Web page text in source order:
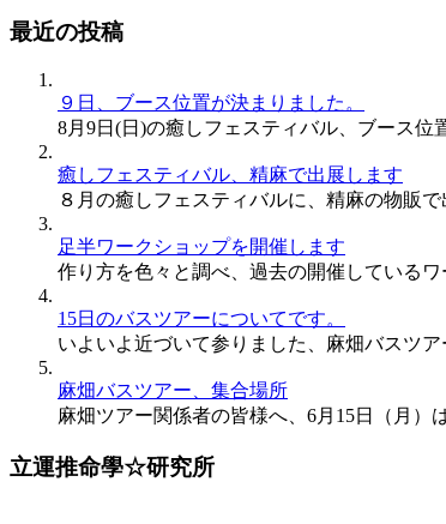
最近の投稿
９日、ブース位置が決まりました。
8月9日(日)の癒しフェスティバル、ブース
癒しフェスティバル、精麻で出展します
８月の癒しフェスティバルに、精麻の物販
足半ワークショップを開催します
作り方を色々と調べ、過去の開催している
15日のバスツアーについてです。
いよいよ近づいて参りました、麻畑バスツ
麻畑バスツアー、集合場所
麻畑ツアー関係者の皆様へ、6月15日（月
立運推命學☆研究所